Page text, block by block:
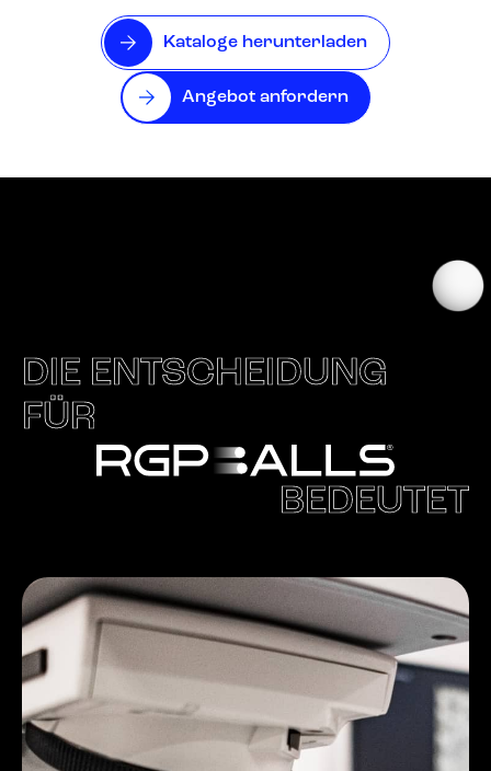
Kataloge herunterladen
Angebot anfordern
DIE ENTSCHEIDUNG
FÜR
BEDEUTET